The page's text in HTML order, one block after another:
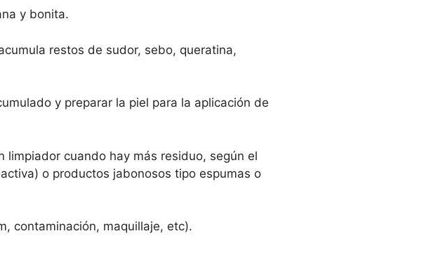
y bonita.
restos de sudor, sebo, queratina,
y preparar la piel para la aplicación de
cuando hay más residuo, según el
o productos jabonosos tipo espumas o
contaminación, maquillaje, etc).